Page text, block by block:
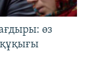
өз
құқығы